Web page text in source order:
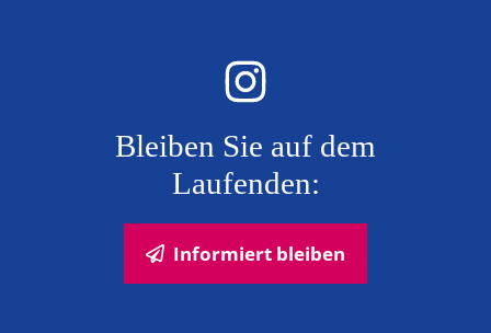
Bleiben Sie auf dem
Laufenden:
Informiert bleiben